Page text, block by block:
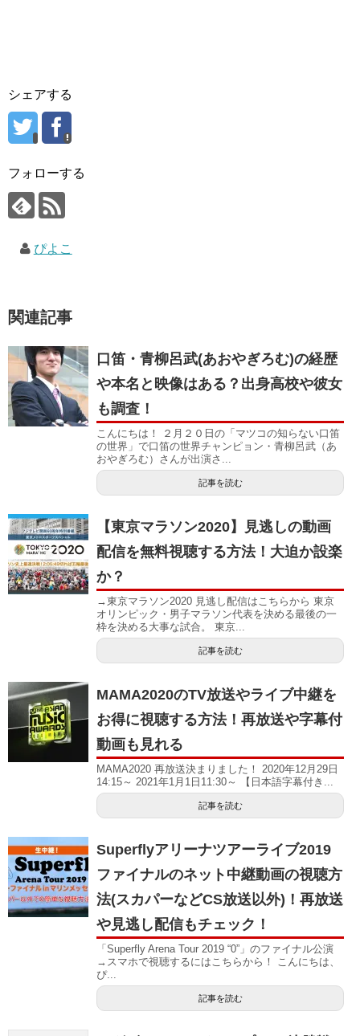
シェアする
フォローする
ぴよこ
関連記事
口笛・青柳呂武(あおやぎろむ)の経歴
や本名と映像はある？出身高校や彼女
も調査！
こんにちは！ ２月２０日の「マツコの知らない口笛
の世界」で口笛の世界チャンピョン・青柳呂武（あ
おやぎろむ）さんが出演さ...
記事を読む
【東京マラソン2020】見逃しの動画
配信を無料視聴する方法！大迫か設楽
か？
→東京マラソン2020 見逃し配信はこちらから 東京
オリンピック・男子マラソン代表を決める最後の一
枠を決める大事な試合。 東京...
記事を読む
MAMA2020のTV放送やライブ中継を
お得に視聴する方法！再放送や字幕付
動画も見れる
MAMA2020 再放送決まりました！ 2020年12月29日
14:15～ 2021年1月1日11:30～ 【日本語字幕付き...
記事を読む
Superflyアリーナツアーライブ2019
ファイナルのネット中継動画の視聴方
法(スカパーなどCS放送以外)！再放送
や見逃し配信もチェック！
「Superfly Arena Tour 2019 “0”」のファイナル公演
→スマホで視聴するにはこちらから！ こんにちは、
ぴ...
記事を読む